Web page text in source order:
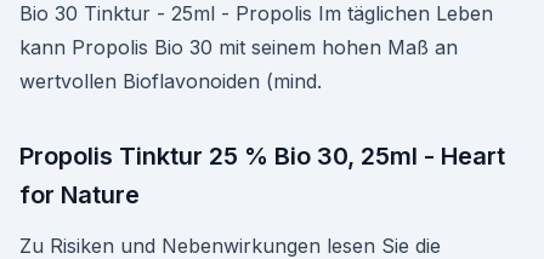
Bio 30 Tinktur - 25ml - Propolis Im täglichen Leben
kann Propolis Bio 30 mit seinem hohen Maß an
wertvollen Bioflavonoiden (mind.
Propolis Tinktur 25 % Bio 30, 25ml - Heart
for Nature
Zu Risiken und Nebenwirkungen lesen Sie die